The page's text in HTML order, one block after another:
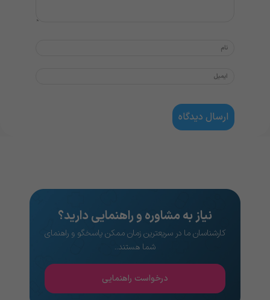
نیاز به مشاوره و راهنمایی دارید؟
کارشناسان ما در سریعترین زمان ممکن پاسخگو و راهنمای
شما هستند..
درخواست راهنمایی